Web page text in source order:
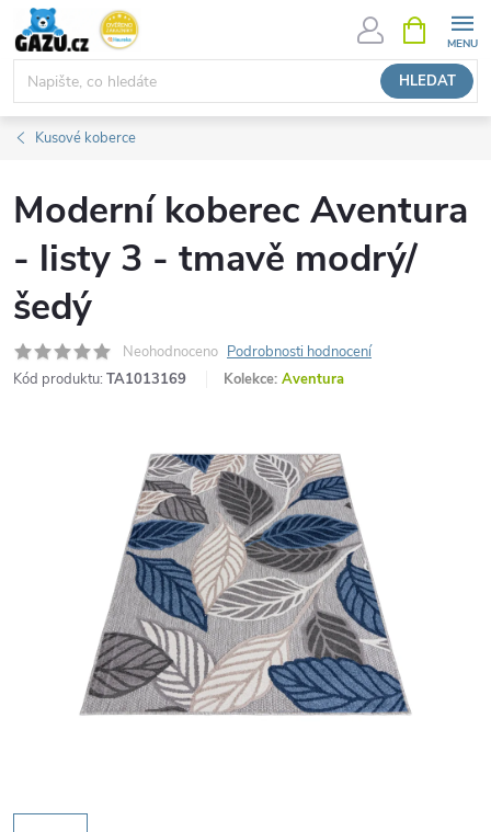
Přejít
obsah
HLEDAT
NÁKUPNÍ
KOŠÍK
Kusové koberce
Moderní koberec Aventura
- listy 3 - tmavě modrý/
šedý
Neohodnoceno Podrobnosti hodnocení
Kód produktu: TA1013169 Kolekce: Aventura